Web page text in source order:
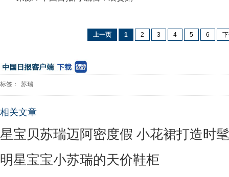
上一页 1 2 3 4 5 6
标签： 苏瑞
相关文章
星宝贝苏瑞迈阿密度假 小花裙打造时
明星宝宝小苏瑞的天价鞋柜